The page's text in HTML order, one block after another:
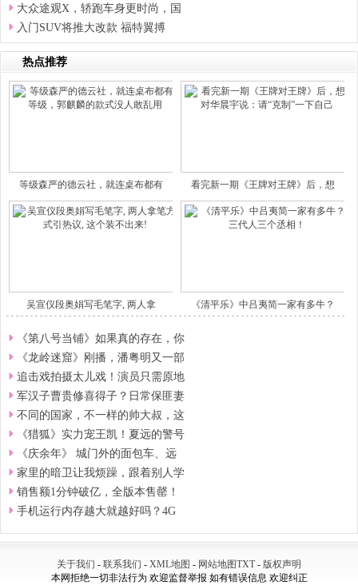
大众途观X，轿跑车身更时尚，国
入门SUV将推大改款 福特翼搏
热点推荐
等级森严的德云社，就连桌布都有 看完新一期《王牌对王牌》后，想
吴宣仪段奥娟写毛笔字, 两人拿 《清平乐》中吕夷简一家有多牛？
《第八号当铺》如果真的存在，你
《龙岭迷窟》刚播，潘粤明又一部
追击戏拍摄太儿戏！演员只需原地
军汉子曹贵修喜得子？日常保匪妻
不同的国家，不一样的帅大叔，这
《猎狐》实力宠王凯！夏远的警号
《庆余年》 城门外的面包车、远
家里的暗卫让我烦躁，跟着别人学
销售额1分钟破亿，全版本售罄！
手机运行内存越大就越好吗？4G
关于我们 - 联系我们 - XML地图 - 网站地图TXT- 版权声明
本网拒绝一切非法行为 欢迎监督举报 如有错误信息 欢迎纠正